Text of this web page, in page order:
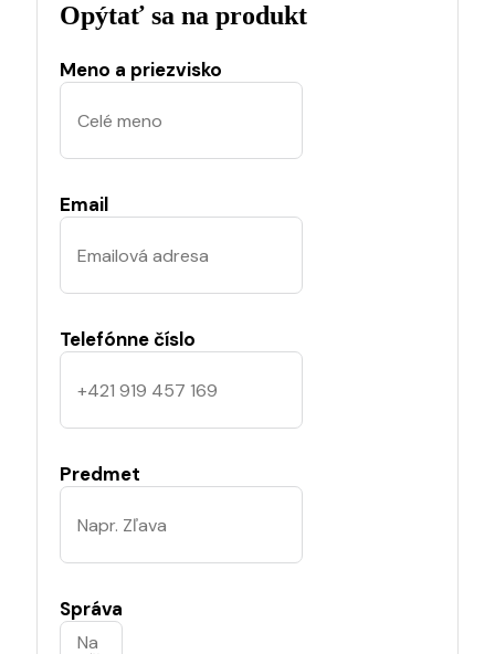
Opýtať sa na produkt
Meno a priezvisko
Email
Telefónne číslo
Predmet
Správa